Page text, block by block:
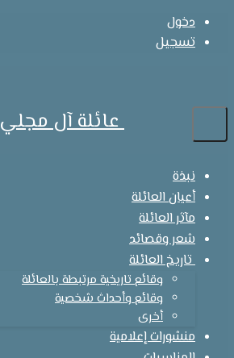
دخول
تسجيل
عائلة آل مجلي
نبذة
أعيان العائلة
مآثر العائلة
شعر وقصائد
تاريخ العائلة
وقائع تاريخية مرتبطة بالعائلة
وقائع وأحداث شخصية
أخرى
منشورات إعلامية